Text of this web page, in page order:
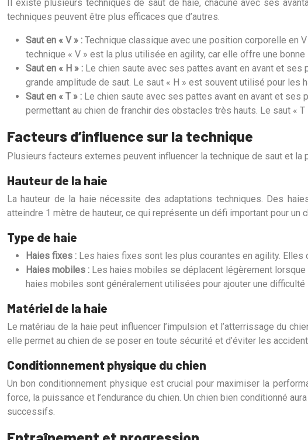
Il existe plusieurs techniques de saut de haie, chacune avec ses
techniques peuvent être plus efficaces que d’autres.
Saut en « V » : Technique classique avec une position corporelle en
technique « V » est la plus utilisée en agility, car elle offre une
Saut en « H » : Le chien saute avec ses pattes avant en avant et
grande amplitude de saut. Le saut « H » est souvent utilisé pour les
Saut en « T » : Le chien saute avec ses pattes avant en avant et ses
permettant au chien de franchir des obstacles très hauts. Le saut «
Facteurs d’influence sur la technique
Plusieurs facteurs externes peuvent influencer la technique de saut et la
Hauteur de la haie
La hauteur de la haie nécessite des adaptations techniques. Des
atteindre 1 mètre de hauteur, ce qui représente un défi important pour un
Type de haie
Haies fixes : Les haies fixes sont les plus courantes en agility.
Haies mobiles : Les haies mobiles se déplacent légèrement
haies mobiles sont généralement utilisées pour ajouter une difficulté
Matériel de la haie
Le matériau de la haie peut influencer l’impulsion et l’atterrissage du
elle permet au chien de se poser en toute sécurité et d’éviter les
Conditionnement physique du chien
Un bon conditionnement physique est crucial pour maximiser la
force, la puissance et l’endurance du chien. Un chien bien conditionné
successifs.